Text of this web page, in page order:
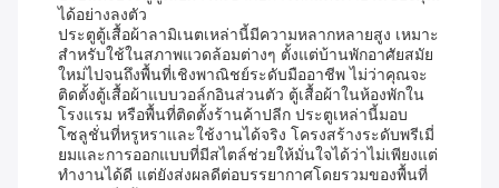
ได้อย่างลงตัว
ประตูตู้เสื้อผ้าลามิเนตเหล่านี้มีความหลากหลายสูง เหมาะ
สำหรับใช้ในสภาพแวดล้อมต่างๆ ตั้งแต่บ้านพักอาศัยสมัย
ใหม่ไปจนถึงพื้นที่เชิงพาณิชย์ระดับมืออาชีพ ไม่ว่าคุณจะ
ติดตั้งตู้เสื้อผ้าแบบวอล์กอินส่วนตัว ตู้เสื้อผ้าในห้องพักใน
โรงแรม หรือพื้นที่ติดตั้งร้านค้าปลีก ประตูเหล่านี้มอบ
โซลูชั่นที่หรูหราและใช้งานได้จริง โครงสร้างระดับพรีเมี่
ยมและการออกแบบที่มีสไตล์ช่วยให้มั่นใจได้ว่าไม่เพียงแต่
ทำงานได้ดี แต่ยังส่งผลดีต่อบรรยากาศโดยรวมของพื้นที่